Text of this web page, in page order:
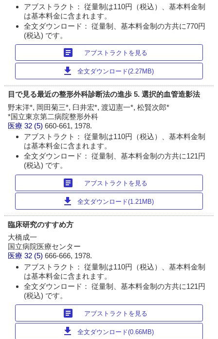
アブストラクト： 従量制は110円（税込）、基本料金制
は基本料金に含まれます。
全文ダウンロード： 従量制、基本料金制の方共に770円
(税込) です。
article アブストラクトを見る
download 全文ダウンロード(2.27MB)
目で見る最近の整形外科診断法の進歩 5. 選択的血管造影法
野末洋*, 岡田菊三*, 臼井宏*, 渡辺憲一*, 松賢次郎*
*国立東京第二病院整形外科
医療 32 (5)660-661, 1978.
アブストラクト： 従量制は110円（税込）、基本料金制
は基本料金に含まれます。
全文ダウンロード： 従量制、基本料金制の方共に121円
(税込) です。
article アブストラクトを見る
download 全文ダウンロード(1.21MB)
臨床研究のすすめ方
大橋成一
国立病院医療センター
医療 32 (5)666-666, 1978.
アブストラクト： 従量制は110円（税込）、基本料金制
は基本料金に含まれます。
全文ダウンロード： 従量制、基本料金制の方共に121円
(税込) です。
article アブストラクトを見る
download 全文ダウンロード(0.66MB)